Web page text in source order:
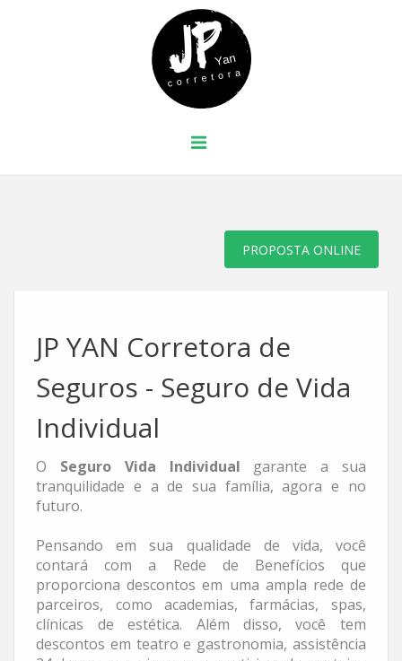
PROPOSTA ONLINE
JP YAN Corretora de
Seguros - Seguro de Vida
Individual
O Seguro Vida Individual garante a sua
tranquilidade e a de sua família, agora e no
futuro.
Pensando em sua qualidade de vida, você
contará com a Rede de Benefícios que
proporciona descontos em uma ampla rede de
parceiros, como academias, farmácias, spas,
clínicas de estética. Além disso, você tem
descontos em teatro e gastronomia, assistência